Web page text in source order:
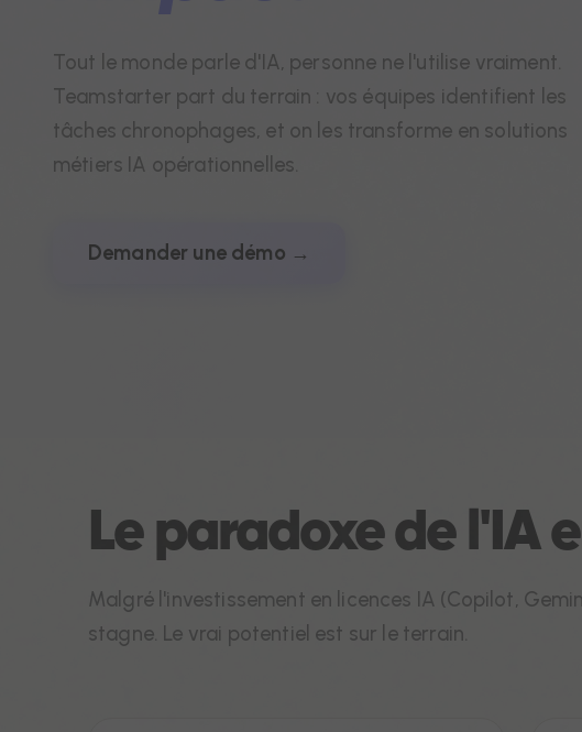
Tout le monde parle d'IA, personne ne l'utilise vraiment.
Teamstarter part du terrain : vos équipes identifient les
tâches chronophages, et on les transforme en solutions
métiers IA opérationnelles.
Demander une démo →
Le paradoxe de l'IA
Malgré l'investissement en licences IA (Copilot,
stagne. Le vrai potentiel est sur le terrain.